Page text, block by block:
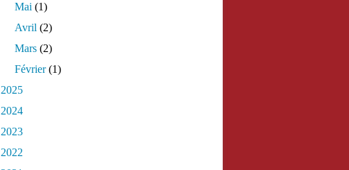
Mai (1)
Avril (2)
Mars (2)
Février(1)
2025
2024
2023
2022